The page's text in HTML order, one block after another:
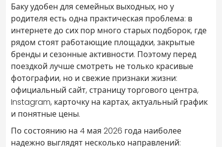
Баку удобен для семейных выходных, но у
родителя есть одна практическая проблема: в
интернете до сих пор много старых подборок, где
рядом стоят работающие площадки, закрытые
бренды и сезонные активности. Поэтому перед
поездкой лучше смотреть не только красивые
фотографии, но и свежие признаки жизни:
официальный сайт, страницу торгового центра,
Instagram, карточку на картах, актуальный график
и понятные цены.
По состоянию на 4 мая 2026 года наиболее
надежно выглядят несколько направлений: